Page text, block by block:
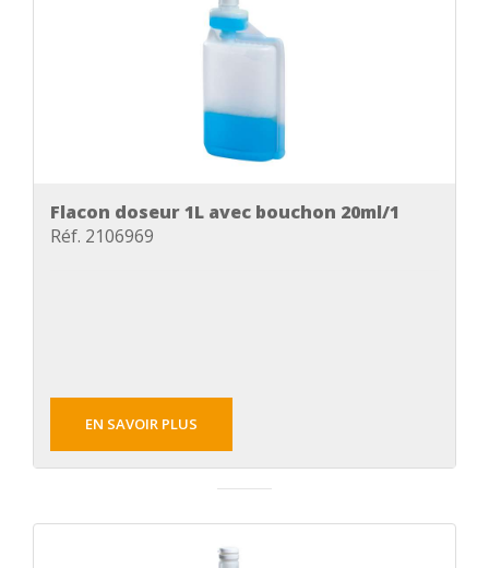
Flacon doseur 1L avec bouchon 20ml/1
Réf. 2106969
EN SAVOIR PLUS